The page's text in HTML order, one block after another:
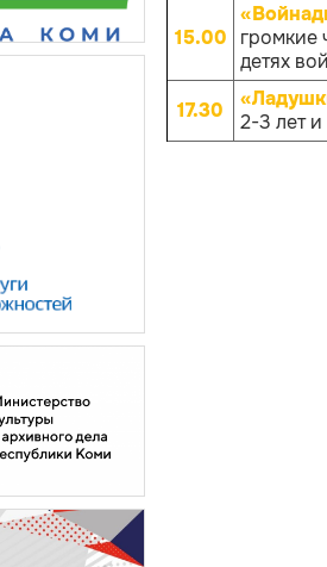
15.00
громкие
детях
17.30
2-3 лет